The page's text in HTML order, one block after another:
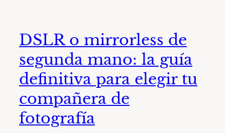
DSLR o mirrorless de
segunda mano: la guía
definitiva para elegir tu
compañera de
fotografía